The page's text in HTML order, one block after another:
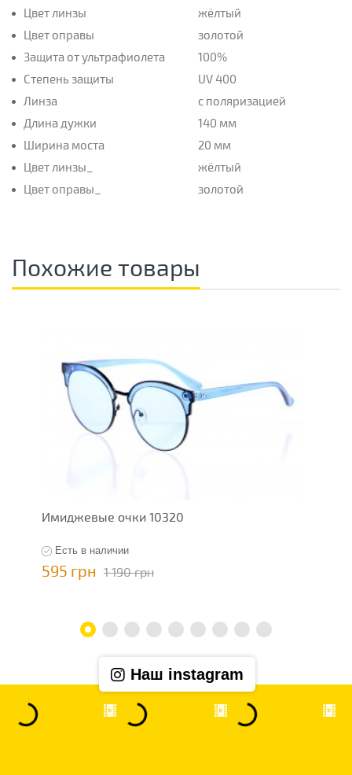
Цвет линзы
жёлтый
Цвет оправы
золотой
Защита от ультрафиолета
100%
Степень защиты
UV 400
Линза
с поляризацией
Длина дужки
140 мм
Ширина моста
20 мм
Цвет линзы_
жёлтый
Цвет оправы_
золотой
Похожие товары
Имиджевые очки 10320
Есть в наличии
595 грн 1 190 грн
Наш instagram